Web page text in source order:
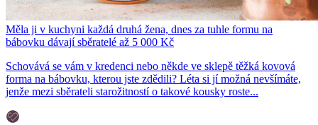
Měla ji v kuchyni každá druhá žena, dnes za tuhle formu na
bábovku dávají sběratelé až 5 000 Kč
Schovává se vám v kredenci nebo někde ve sklepě těžká kovová
forma na bábovku, kterou jste zdědili? Léta si jí možná nevšímáte,
jenže mezi sběrateli starožitností o takové kousky roste...